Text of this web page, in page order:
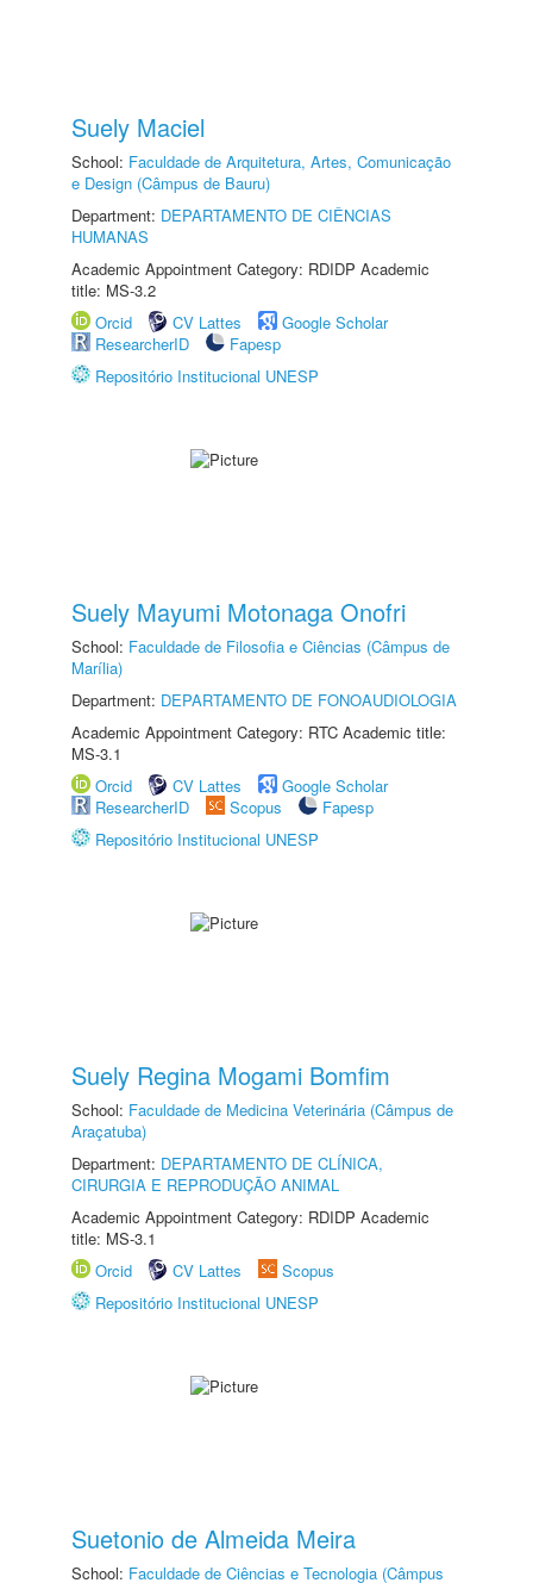
Suely Maciel
School: Faculdade de Arquitetura, Artes, Comunicação
e Design (Câmpus de Bauru)
Department: DEPARTAMENTO DE CIÊNCIAS
HUMANAS
Academic Appointment Category: RDIDP Academic
title: MS-3.2
Orcid
CV Lattes
Google Scholar
ResearcherID
Fapesp
Repositório Institucional UNESP
Suely Mayumi Motonaga Onofri
School: Faculdade de Filosofia e Ciências (Câmpus de
Marília)
Department: DEPARTAMENTO DE FONOAUDIOLOGIA
Academic Appointment Category: RTC Academic title:
MS-3.1
Orcid
CV Lattes
Google Scholar
ResearcherID
Scopus
Fapesp
Repositório Institucional UNESP
Suely Regina Mogami Bomfim
School: Faculdade de Medicina Veterinária (Câmpus de
Araçatuba)
Department: DEPARTAMENTO DE CLÍNICA,
CIRURGIA E REPRODUÇÃO ANIMAL
Academic Appointment Category: RDIDP Academic
title: MS-3.1
Orcid
CV Lattes
Scopus
Repositório Institucional UNESP
Suetonio de Almeida Meira
School: Faculdade de Ciências e Tecnologia (Câmpus